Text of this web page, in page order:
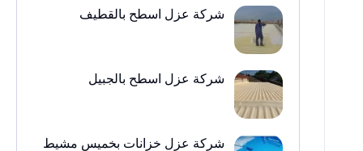
شركة عزل اسطح بالقطيف
شركة عزل اسطح بالجبيل
شركة عزل خزانات بخميس مشيط